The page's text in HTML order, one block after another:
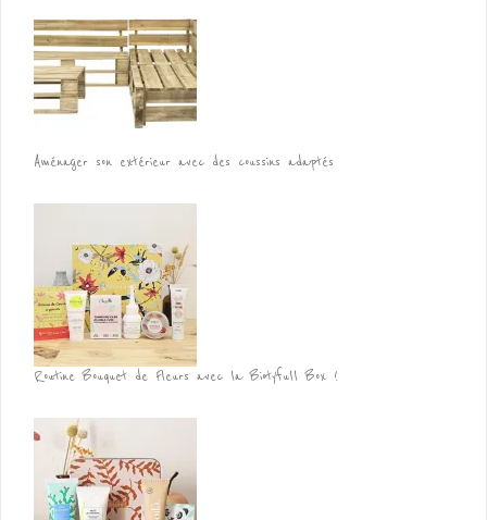
Aménager son extérieur avec des coussins adaptés
Routine Bouquet de Fleurs avec la Biotyfull Box !